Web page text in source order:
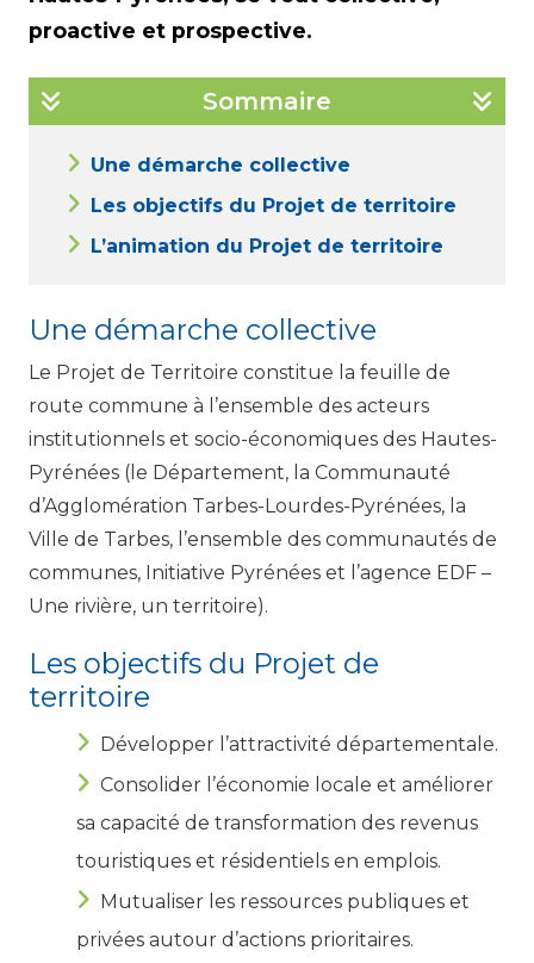
proactive et prospective.
Sommaire
Une démarche collective
Les objectifs du Projet de territoire
L’animation du Projet de territoire
Une démarche collective
Le Projet de Territoire constitue la feuille de
route commune à l’ensemble des acteurs
institutionnels et socio-économiques des Hautes-
Pyrénées (le Département, la Communauté
d’Agglomération Tarbes-Lourdes-Pyrénées, la
Ville de Tarbes, l’ensemble des communautés de
communes, Initiative Pyrénées et l’agence EDF –
Une rivière, un territoire).
Les objectifs du Projet de
territoire
Développer l’attractivité départementale.
Consolider l’économie locale et améliorer
sa capacité de transformation des revenus
touristiques et résidentiels en emplois.
Mutualiser les ressources publiques et
privées autour d’actions prioritaires.